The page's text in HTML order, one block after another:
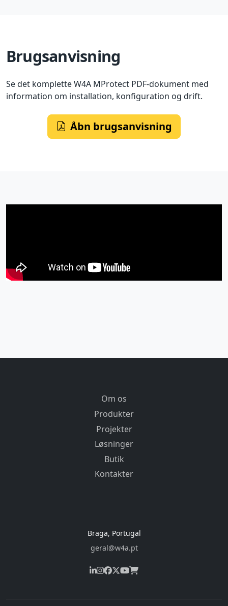
Brugsanvisning
Se det komplette W4A MProtect PDF-dokument med
information om installation, konfiguration og drift.
Åbn brugsanvisning
Om os
Produkter
Projekter
Løsninger
Butik
Kontakter
Braga, Portugal
geral@w4a.pt